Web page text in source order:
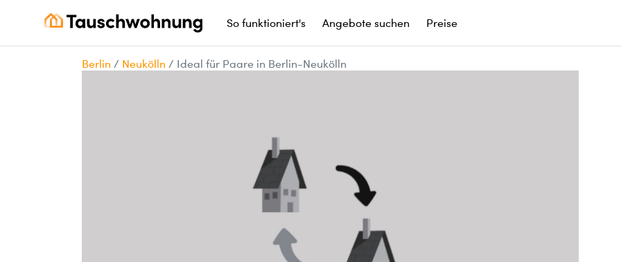
So funktioniert's Angebote suchen Preise
Berlin / Neukölln / Ideal für Paare in Berlin-Neukölln